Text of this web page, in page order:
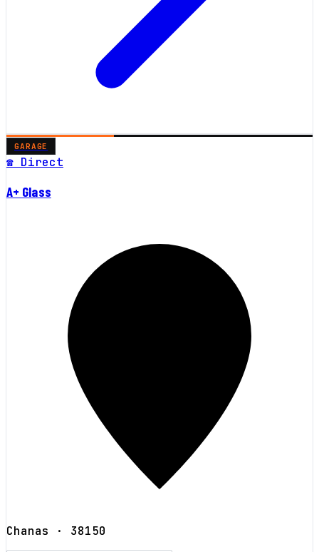
GARAGE
☎ Direct
A+ Glass
Chanas · 38150